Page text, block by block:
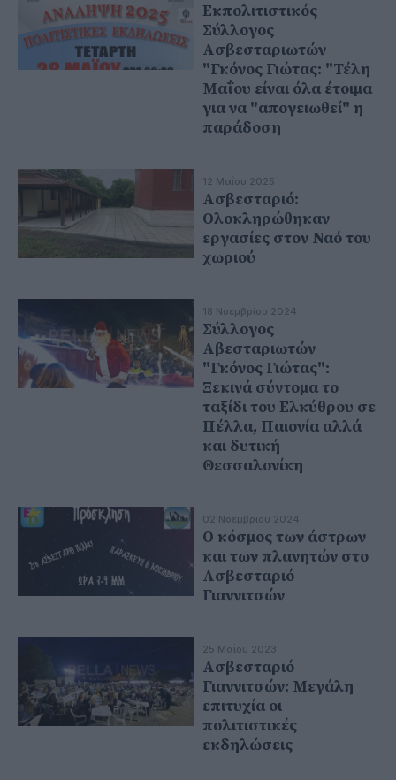
Εκπολιτιστικός
Σύλλογος
Ασβεσταριωτών
"Γκόνος Γιώτας: "Τέλη
Μαΐου είναι όλα έτοιμα
για να "απογειωθεί" η
παράδοση
12 Μαΐου 2025
Ασβεσταριό:
Ολοκληρώθηκαν
εργασίες στον Ναό του
χωριού
18 Νοεμβρίου 2024
Σύλλογος
Αβεσταριωτών
"Γκόνος Γιώτας":
Ξεκινά σύντομα το
ταξίδι του Ελκύθρου σε
Πέλλα, Παιονία αλλά
και δυτική
Θεσσαλονίκη
02 Νοεμβρίου 2024
Ο κόσμος των άστρων
και των πλανητών στο
Ασβεσταριό
Γιαννιτσών
25 Μαΐου 2023
Ασβεσταριό
Γιαννιτσών: Μεγάλη
επιτυχία οι
πολιτιστικές
εκδηλώσεις